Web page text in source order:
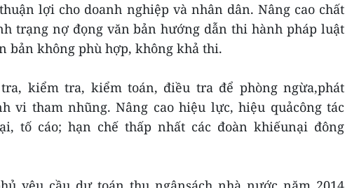
lợi cho doanh nghiệp và nhân dân. Nâng cao chất
trạng nợ đọng văn bản hướng dẫn thi hành pháp luật
bản không phù hợp, không khả thi.
kiểm tra, kiểm toán, điều tra để phòng ngừa,phát
vi tham nhũng. Nâng cao hiệu lực, hiệu quảcông tác
tố cáo; hạn chế thấp nhất các đoàn khiếunại đông